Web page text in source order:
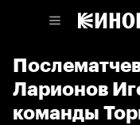
Ларионов
команды